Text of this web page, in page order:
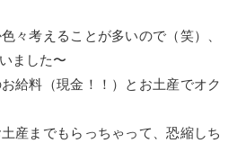
々考えることが多いので（笑）、
ました〜
給料（現金！！）とお土産でオク
産までもらっちゃって、恐縮しち